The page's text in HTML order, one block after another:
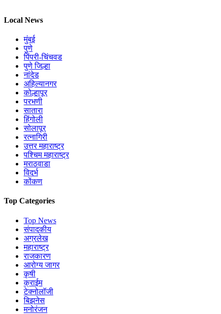
Local News
मुंबई
पुणे
पिंपरी-चिंचवड
पुणे जिल्हा
नांदेड
अहिल्यानगर
कोल्हापूर
परभणी
सातारा
हिंगोली
सोलापूर
रत्नागिरी
उत्तर महाराष्ट्र
पश्चिम महाराष्ट्र
मराठवाडा
विदर्भ
कोंकण
Top Categories
Top News
संपादकीय
अग्रलेख
महाराष्ट्र
राजकारण
आरोग्य जागर
कृषी
क्राईम
टेक्नोलॉजी
बिझनेस
मनोरंजन